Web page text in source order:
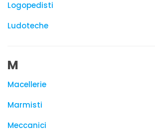
Logopedisti
Ludoteche
M
Macellerie
Marmisti
Meccanici